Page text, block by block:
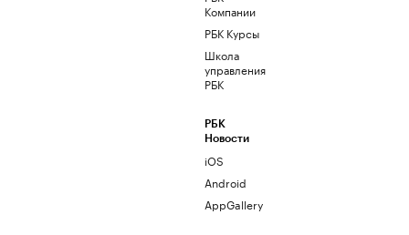
Компании
РБК Курсы
Школа
управления
РБК
РБК
Новости
iOS
Android
AppGallery